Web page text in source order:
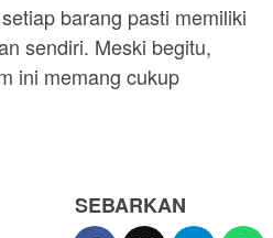
barang pasti memiliki
sendiri. Meski begitu,
ini memang cukup
SEBARKAN